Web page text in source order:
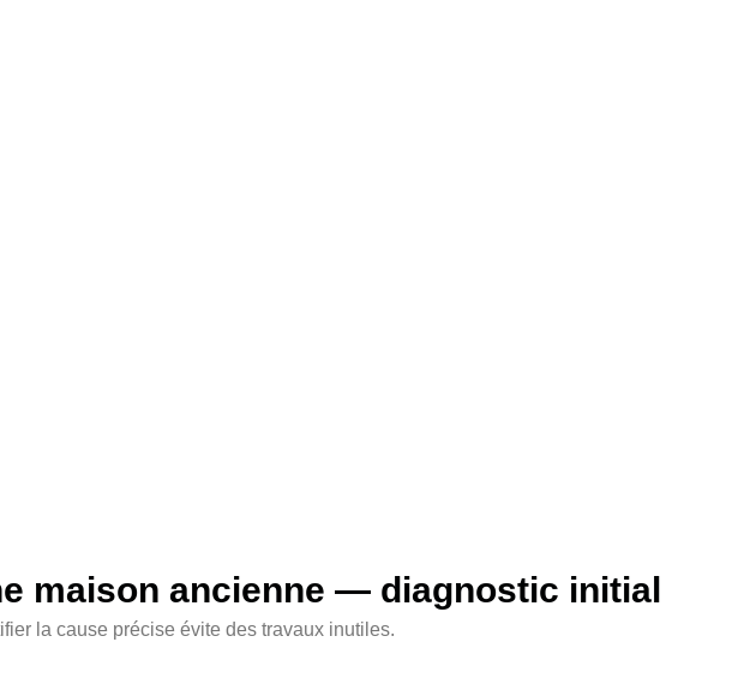
maison ancienne — diagnostic initial
la cause précise évite des travaux inutiles.